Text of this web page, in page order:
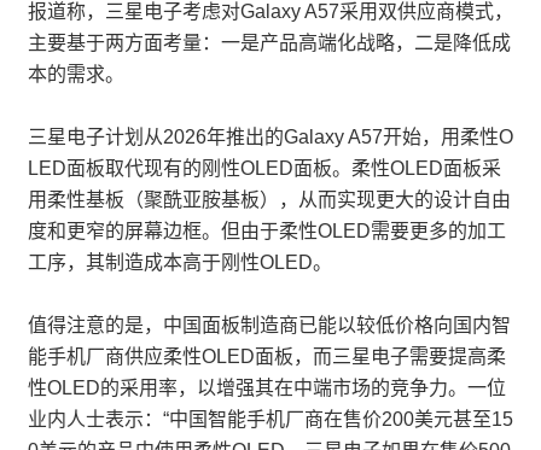
报道称，三星电子考虑对Galaxy A57采用双供应商模式，
主要基于两方面考量：一是产品高端化战略，二是降低成
本的需求。
三星电子计划从2026年推出的Galaxy A57开始，用柔性O
LED面板取代现有的刚性OLED面板。柔性OLED面板采
用柔性基板（聚酰亚胺基板），从而实现更大的设计自由
度和更窄的屏幕边框。但由于柔性OLED需要更多的加工
工序，其制造成本高于刚性OLED。
值得注意的是，中国面板制造商已能以较低价格向国内智
能手机厂商供应柔性OLED面板，而三星电子需要提高柔
性OLED的采用率，以增强其在中端市场的竞争力。一位
业内人士表示：“中国智能手机厂商在售价200美元甚至15